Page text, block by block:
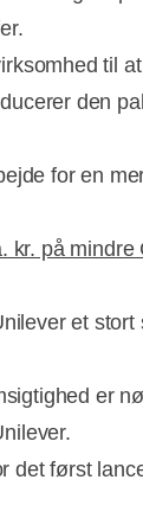
til at
den
for en
kr. på mindre
et stort
er
det først